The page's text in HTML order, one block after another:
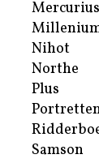
Mercurius
Nihot
Northe
Plus
Samson